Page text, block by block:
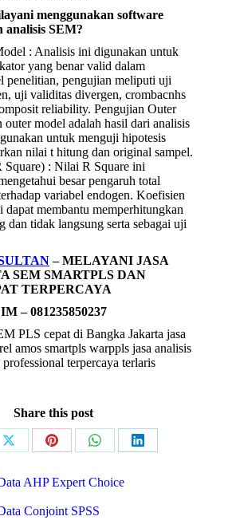
menggunakan software
analisis SEM?
: Analisis ini digunakan untuk
yang benar valid dalam
penelitian, pengujian meliputi uji
uji validitas divergen, crombacnhs
reliability. Pengujian Outer
model adalah hasil dari analisis
untuk menguji hipotesis
nilai t hitung dan original sampel.
Square) : Nilai R Square ini
besar pengaruh total
variabel endogen. Koefisien
membantu memperhitungkan
dan tidak langsung serta sebagai uji
– MELAYANI JASA
SEM SMARTPLS DAN
TERPERCAYA
– 081235850237
PLS cepat di Bangka Jakarta jasa
amos smartpls warppls jasa analisis
terpercaya terlaris
Share this post
Share
Share
on
Share
on
Share
AHP Expert Choice
Conjoint SPSS